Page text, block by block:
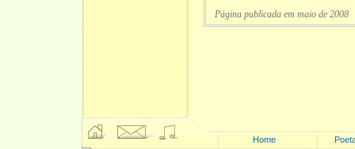
Página publicada em maio de 2008
Home